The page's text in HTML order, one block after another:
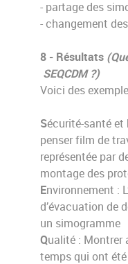
- partage des
- changement
8 - Résultats
SEQCDM ?)
Voici des
Sécurité-santé et
penser film de
représentée par
montage des
Environnement :
d’évacuation de
un simogramme
Qualité : Montrer
temps qui ont